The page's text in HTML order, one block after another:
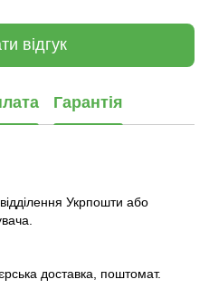
відгук
Гарантія
Укрпошти або
доставка, поштомат.